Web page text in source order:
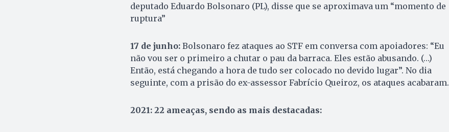
deputado Eduardo Bolsonaro (PL), disse que se aproximava um “momento de
ruptura”
17 de junho: Bolsonaro fez ataques ao STF em conversa com apoiadores: “Eu
não vou ser o primeiro a chutar o pau da barraca. Eles estão abusando. (…)
Então, está chegando a hora de tudo ser colocado no devido lugar”. No dia
seguinte, com a prisão do ex-assessor Fabrício Queiroz, os ataques acabaram.
2021: 22 ameaças, sendo as mais destacadas: